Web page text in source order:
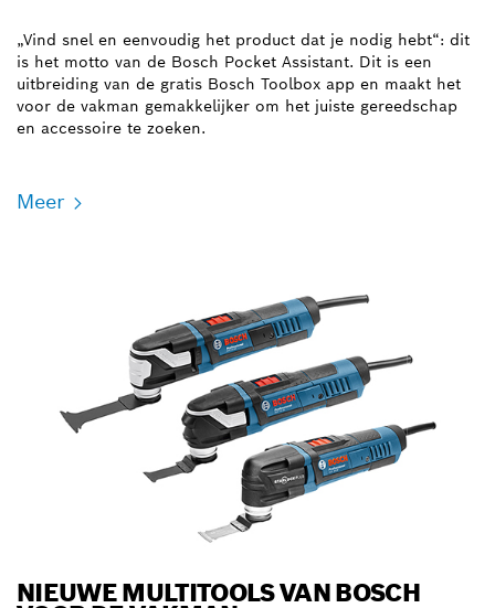
„Vind snel en eenvoudig het product dat je nodig hebt“: dit
is het motto van de Bosch Pocket Assistant. Dit is een
uitbreiding van de gratis Bosch Toolbox app en maakt het
voor de vakman gemakkelijker om het juiste gereedschap
en accessoire te zoeken.
Meer
NIEUWE MULTITOOLS VAN BOSCH